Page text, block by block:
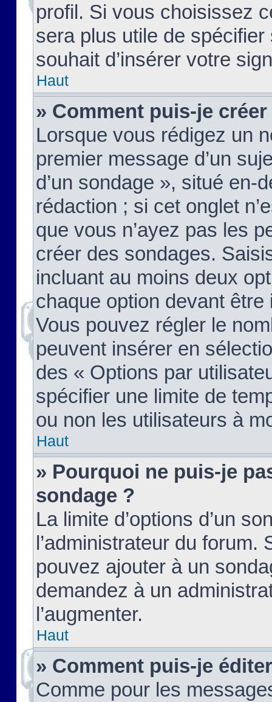
profil. Si vous choisissez
sera plus utile de
souhait d’insérer votre
Haut
» Comment puis-je
Lorsque vous rédigez un
premier message d’un
d’un sondage », situé en-
rédaction ; si cet onglet
que vous n’ayez pas les
créer des sondages.
incluant au moins deux
chaque option devant
Vous pouvez régler le
peuvent insérer en
des « Options par
spécifier une limite de
ou non les utilisateurs à
Haut
» Pourquoi ne puis-je
sondage ?
La limite d’options d’un
l’administrateur du forum.
pouvez ajouter à un
demandez à un
l’augmenter.
Haut
» Comment puis-je
Comme pour les